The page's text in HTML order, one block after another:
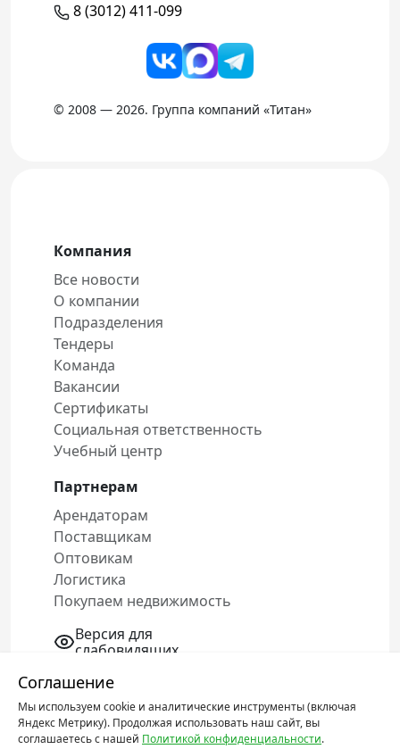
Соглашение
Мы используем cookie и аналитические инструменты (включая
Яндекс Метрику). Продолжая использовать наш сайт, вы
соглашаетесь с нашей Политикой конфиденциальности.
8 (3012) 411-099
© 2008 — 2026. Группа компаний «Титан»
Компания
Все новости
О компании
Подразделения
Тендеры
Команда
Вакансии
Сертификаты
Социальная ответственность
Учебный центр
Партнерам
Арендаторам
Поставщикам
Оптовикам
Логистика
Покупаем недвижимость
Версия для
слабовидящих
Политика конфиденциальности
Соглашение об обработке персональных